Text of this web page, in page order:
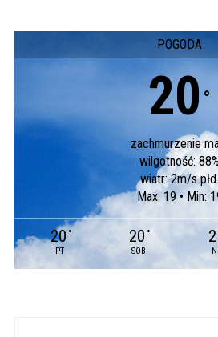
POGODA
20 °
zachmurzenie
wilgotność: 88%
wiatr: 2m/s płd.
Max: 19 • Min:
20 °
PT
20 °
SOB